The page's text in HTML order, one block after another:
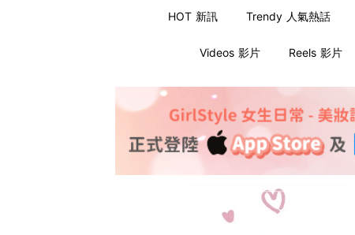
HOT 新訊 Trendy 人氣熱話
Videos 影片 Reels 影片